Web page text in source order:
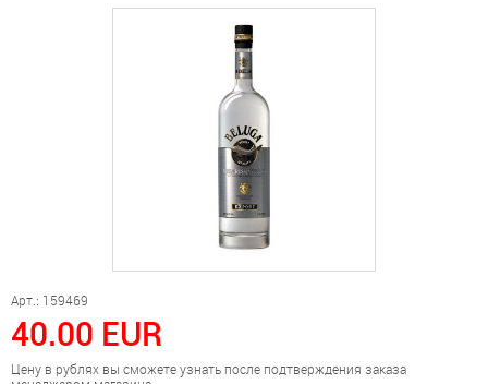
Арт.: 159469
40.00 EUR
Цену в рублях вы сможете узнать после подтверждения заказа